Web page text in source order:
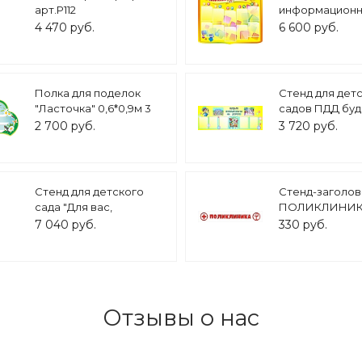
арт.Р112
4 470 руб.
ТЕРРИТОРИЯ
6 600 руб.
Полка для поделок
"Ласточка" 0,6*0,9м 3
полочки ПОД2537
2 700 руб.
Стенд для
садов ПДД
внимательны на
3 720 руб.
Стенд для детского
сада "Для вас,
родители" в группу
7 040 руб.
Стенд-
м арт. 2691
330 руб.
Отзывы о нас